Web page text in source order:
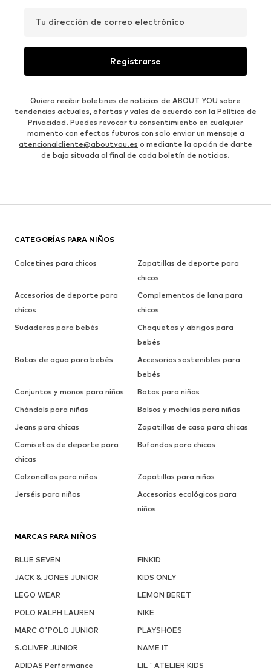
Tu dirección de correo electrónico
Registrarse
Quiero recibir boletines de noticias de ABOUT YOU sobre
tendencias actuales, ofertas y vales de acuerdo con la Política de
Privacidad. Puedes revocar tu consentimiento en cualquier
momento con efectos futuros con solo enviar un mensaje a
atencionalcliente@aboutyou.es o mediante la opción de darte
de baja situada al final de cada boletín de noticias.
CATEGORÍAS PARA NIÑOS
Calcetines para chicos
Zapatillas de deporte para
chicos
Accesorios de deporte para
chicos
Complementos de lana para
chicos
Sudaderas para bebés
Chaquetas y abrigos para
bebés
Botas de agua para bebés
Accesorios sostenibles para
bebés
Conjuntos y monos para niñas
Botas para niñas
Chándals para niñas
Bolsos y mochilas para niñas
Jeans para chicas
Zapatillas de casa para chicas
Camisetas de deporte para
chicas
Bufandas para chicas
Calzoncillos para niños
Zapatillas para niños
Jerséis para niños
Accesorios ecológicos para
niños
MARCAS PARA NIÑOS
BLUE SEVEN
FINKID
JACK & JONES JUNIOR
KIDS ONLY
LEGO WEAR
LEMON BERET
POLO RALPH LAUREN
NIKE
MARC O'POLO JUNIOR
PLAYSHOES
S.OLIVER JUNIOR
NAME IT
ADIDAS Performance
LIL ' ATELIER KIDS